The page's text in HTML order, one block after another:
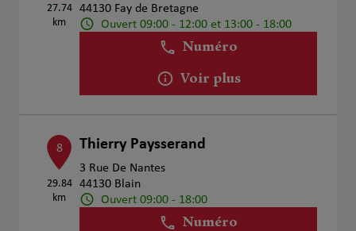
27.74
km
44130 Fay de Bretagne
Ouvert 09:00 - 12:00 et 13:00 - 18:00
Numéro
Voir plus
8
29.84
km
Thierry Paysserand
3 Rue De Nantes
44130 Blain
Ouvert 09:00 - 18:00
Numéro